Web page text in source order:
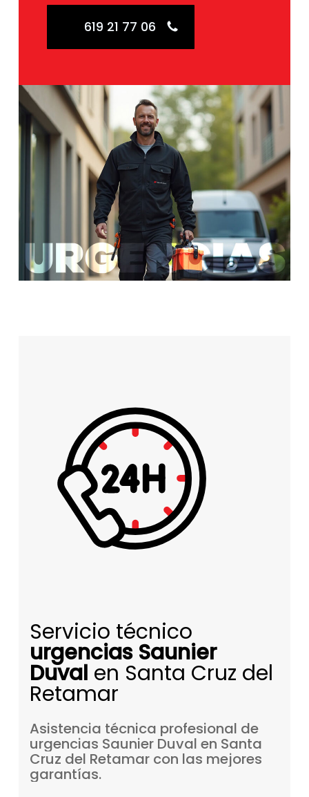
619 21 77 06
Servicio técnico
urgencias Saunier
Duval en Santa Cruz del
Retamar
Asistencia técnica profesional de
urgencias Saunier Duval en Santa
Cruz del Retamar con las mejores
garantías.